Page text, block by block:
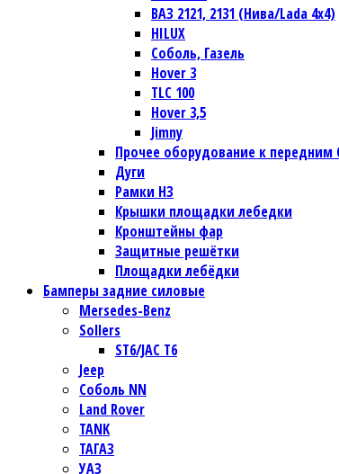
ВАЗ 2121, 2131 (Нива/Lada 4х4)
HILUX
Соболь, Газель
Hover 3
TLC 100
Hover 3,5
Jimny
Прочее оборудование к
Дуги
Рамки НЗ
Крышки площадки лебедки
Кронштейны фар
Защитные решётки
Площадки лебёдки
Бамперы задние силовые
Mersedes-Benz
Sollers
ST6/JAC T6
Jeep
Соболь NN
Land Rover
TANK
ТАГАЗ
УАЗ